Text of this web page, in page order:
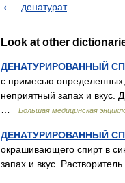
денатурат
Look at other
ДЕНАТУРИРОВАННЫЙ
с примесью
неприятный запах и вкус.
Большая медицинская
ДЕНАТУРИРОВАННЫЙ
окрашивающего спирт в
запах и вкус.